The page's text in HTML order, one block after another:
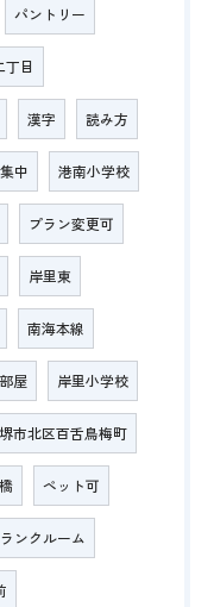
パントリー
丁目
漢字 読み方
中 港南小学校
プラン変更可
岸里東
南海本線
屋 岸里小学校
堺市北区百舌鳥梅町
ペット可
ランクルーム